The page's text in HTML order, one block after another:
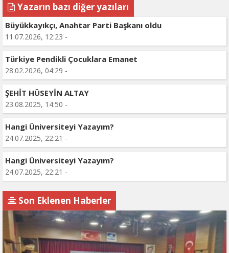
Yazarın bazı diğer yazıları
Büyükkayıkçı, Anahtar Parti Başkanı oldu
11.07.2026, 12:23 -
Türkiye Pendikli Çocuklara Emanet
28.02.2026, 04:29 -
ŞEHİT HÜSEYİN ALTAY
23.08.2025, 14:50 -
Hangi Üniversiteyi Yazayım?
24.07.2025, 22:21 -
Hangi Üniversiteyi Yazayım?
24.07.2025, 22:21 -
Son Eklenen Haberler